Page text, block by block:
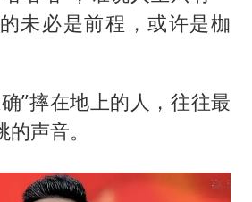
未必是前程，或许是枷
”摔在地上的人，往往最
声音。